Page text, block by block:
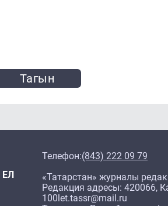
Тагын
ЕЛ
Телефон:(843) 222 09 79
«Татарстан» журналы
Редакция адресы: 420066,
100let.tassr@mail.ru